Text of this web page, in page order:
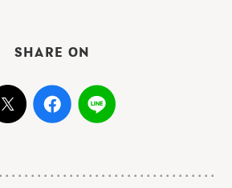
SHARE ON